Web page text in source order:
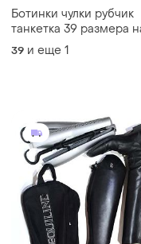
Ботинки чулки рубчик
танкетка 39 размера
разную полноту ноги за
счет эластичности
39 и еще 1